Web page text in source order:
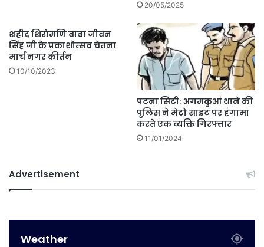
20/05/2025
शहीद शिरोमणि बाबा जीवन
सिंह जी के प्रकाशोत्सव चेतना
मार्च नगर कीर्तन
10/10/2023
पटना सिटी: अगमकुआं थाने की
पुलिस ने मेट्रो साइट पर हंगामा
करते एक व्यक्ति गिरफ्तार
11/01/2024
Advertisement
Weather